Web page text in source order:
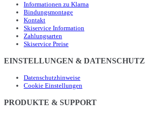
Informationen zu Klarna
Bindungsmontage
Kontakt
Skiservice Information
Zahlungsarten
Skiservice Preise
EINSTELLUNGEN & DATENSCHUTZ
Datenschutzhinweise
Cookie Einstellungen
PRODUKTE & SUPPORT